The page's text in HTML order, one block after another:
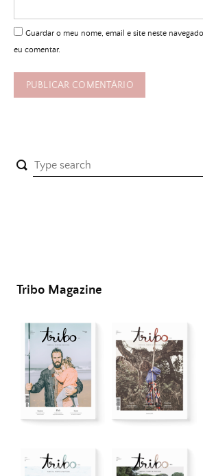
Guardar o meu nome, email e site neste
eu comentar.
Tribo Magazine